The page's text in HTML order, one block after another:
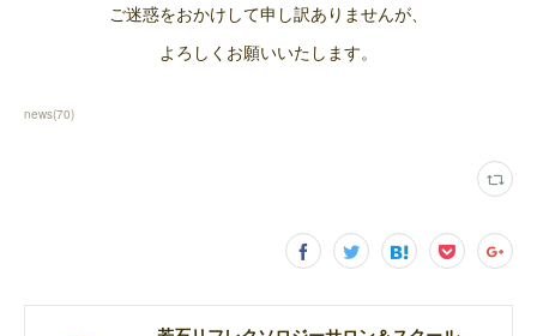
ご迷惑をおかけして申し訳ありませんが、
よろしくお願いいたします。
news(70)